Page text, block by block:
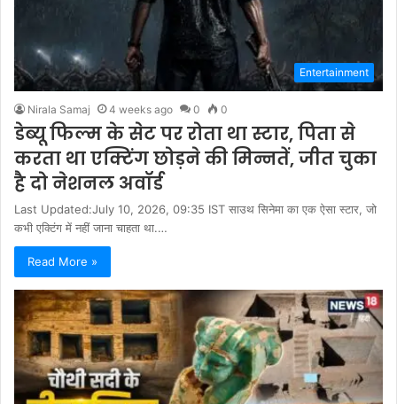
Entertainment
Nirala Samaj 4 weeks ago 0 0
डेब्यू फिल्म के सेट पर रोता था स्टार, पिता से
करता था एक्टिंग छोड़ने की मिन्नतें, जीत चुका
है दो नेशनल अवॉर्ड
Last Updated:July 10, 2026, 09:35 IST साउथ सिनेमा का एक ऐसा स्टार, जो
कभी एक्टिंग में नहीं जाना चाहता था.…
Read More »